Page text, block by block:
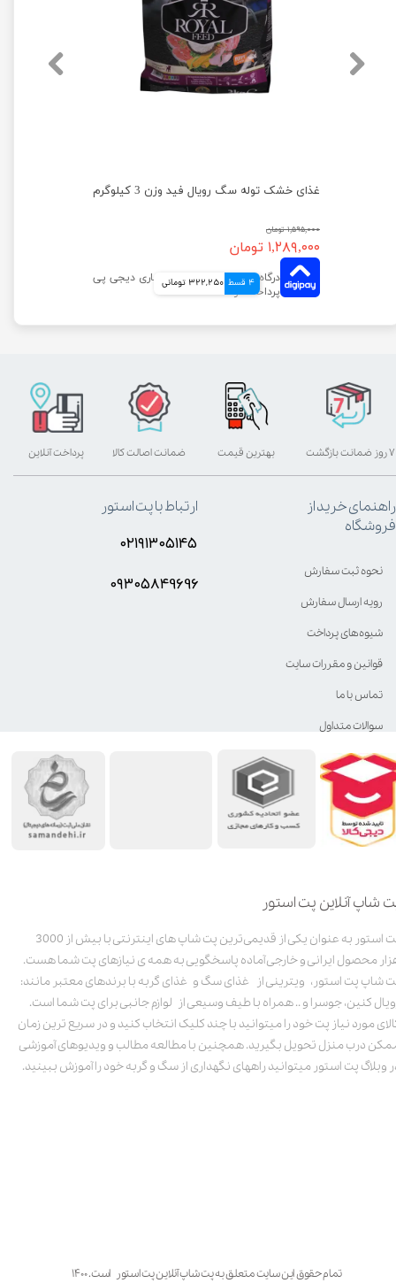
غذای خشک توله سگ رویال فید وزن 3 کیلوگرم
۱,۵۹۵,۰۰۰ تومان
۱,۲۸۹,۰۰۰ تومان
4 قسط 322,250 تومانی
شاپ آنلاین پت استور
پت استور به عنوان یکی از قدیمی‌ترین پت شاپ های اینترنتی با بیش از 3000
محصول ایرانی و خارجی آماده پاسخگویی به همه ی نیازهای پت شما هست.
شاپ پت استور، ویترینی از غذای سگ و غذای گربه با برندهای معتبر مانند:
کنین، جوسرا و .. همراه با طیف وسیعی از لوازم جانبی برای پت شما است.
مورد نیاز پت خود را میتوانید با چند کلیک انتخاب کنید و در سریع ترین زمان
درب منزل تحویل بگیرید. همچنین با مطالعه مطالب و ویدیوهای آموزشی
وبلاگ پت استور میتوانید راههای نگهداری از سگ و گربه خود را آموزش ببینید.
تمام حقوق این سایت متعلق به پت شاپ آنلاین پت استور است. ۱۴۰۰
بهترین قیمت پرداخت آنلاین ۷ روز ضمانت بازگشت ضمانت اصالت کالا
راهنمای خرید از
فروشگاه
نحوه ثبت سفارش
رویه ارسال سفارش
شیوه‌های پرداخت
قوانین و مقررات سایت
تماس با ما
سوالات متداول
ارتباط با پت استور
۰۲۱۹۱۳۰۵۱۴۵
۰۹۳۰۵8۴9696